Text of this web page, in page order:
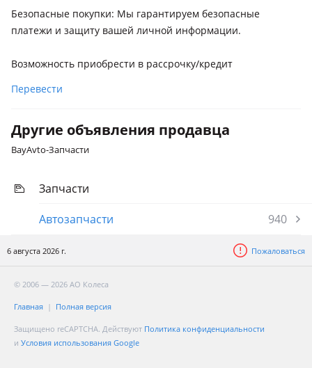
2015 - 2020 4 поколение рестайлинг (L1), 2011 - 2015 4
поколение (L1), 2007 - 2011 3 поколение рестайлинг (S19),
2004 - 2007 3 поколение (S19)
Lexus IS 500
2020 - н.в. XE30 [2-й рестайлинг]
2022 - н.в. 5 поколение
Lexus NX 300
Безопасные покупки: Мы гарантируем безопасные
платежи и защиту вашей личной информации.
Возможность приобрести в рассрочку/кредит
Перевести
Другие объявления продавца
BayAvto-Запчасти
Запчасти
Автозапчасти
940
6 августа 2026 г. Пожаловаться
© 2006 — 2026 АО Колеса
Главная Полная версия
Защищено reCAPTCHA. Действуют Политика конфиденциальности
и Условия использования Google